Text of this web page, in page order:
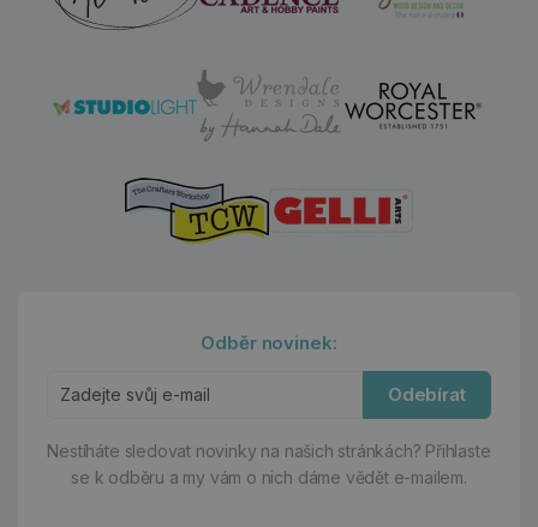
Odběr novinek:
Odebírat
Nestíháte sledovat novinky na našich stránkách? Přihlaste
se k odběru a my vám o nich dáme vědět e-mailem.